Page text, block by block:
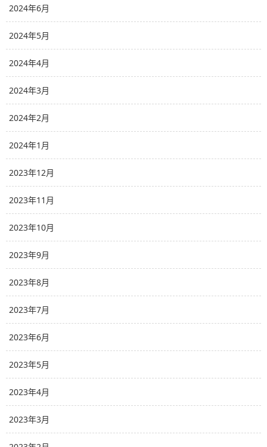
2024年6月
2024年5月
2024年4月
2024年3月
2024年2月
2024年1月
2023年12月
2023年11月
2023年10月
2023年9月
2023年8月
2023年7月
2023年6月
2023年5月
2023年4月
2023年3月